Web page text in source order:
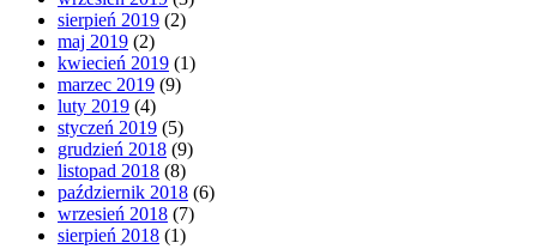
sierpień 2019 (2)
maj 2019 (2)
kwiecień 2019 (1)
marzec 2019 (9)
luty 2019 (4)
styczeń 2019 (5)
grudzień 2018 (9)
listopad 2018 (8)
październik 2018 (6)
wrzesień 2018 (7)
sierpień 2018 (1)